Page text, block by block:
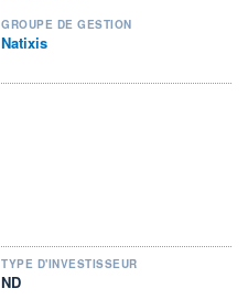
GROUPE DE GESTION
Natixis
TYPE D'INVESTISSEUR
ND